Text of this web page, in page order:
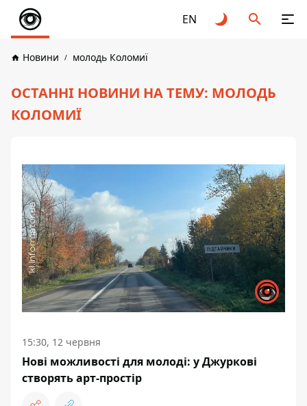
EN
Новини молодь Коломиї
ОСТАННІ НОВИНИ НА ТЕМУ: МОЛОДЬ
КОЛОМИЇ
15:30, 12 червня
Нові можливості для молоді: у Джуркові
створять арт-простір